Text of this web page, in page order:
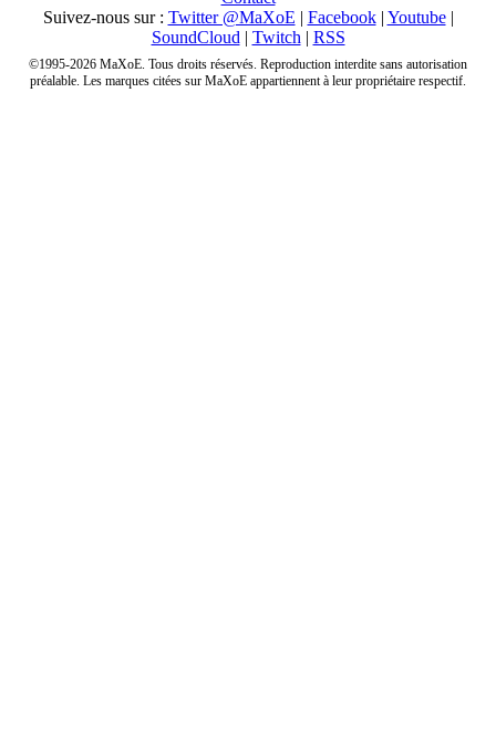
Suivez-nous sur : Twitter @MaXoE | Facebook| Youtube|
SoundCloud | Twitch | RSS
©1995-2026 MaXoE. Tous droits réservés. Reproduction interdite sans autorisation
préalable. Les marques citées sur MaXoE appartiennent à leur propriétaire respectif.